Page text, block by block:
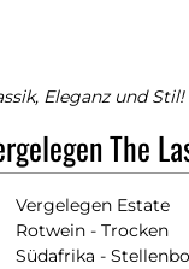
Eleganz und Stil!
The
Vergelegen Estate
Rotwein - Trocken
Südafrika -